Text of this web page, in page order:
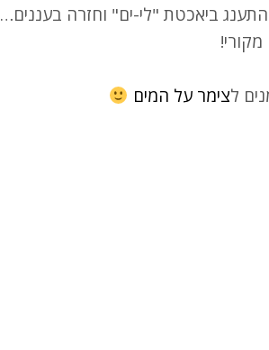
ביאכטת "לי-ים" וחזרה בעננים…
לצימר על המים